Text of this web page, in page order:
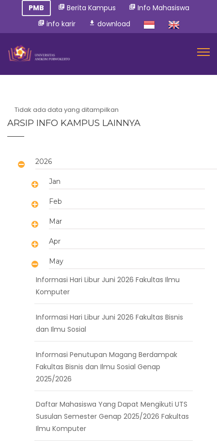
PMB library_books Berita Kampus library_books Info Mahasiswa
library_books info karir download download
Tidak ada data yang ditampilkan
ARSIP INFO KAMPUS LAINNYA
2026
Jan
Feb
Mar
Apr
May
Informasi Hari Libur Juni 2026 Fakultas Ilmu
Komputer
Informasi Hari Libur Juni 2026 Fakultas Bisnis
dan Ilmu Sosial
Informasi Penutupan Magang Berdampak
Fakultas Bisnis dan Ilmu Sosial Genap
2025/2026
Daftar Mahasiswa Yang Dapat Mengikuti UTS
Susulan Semester Genap 2025/2026 Fakultas
Ilmu Komputer